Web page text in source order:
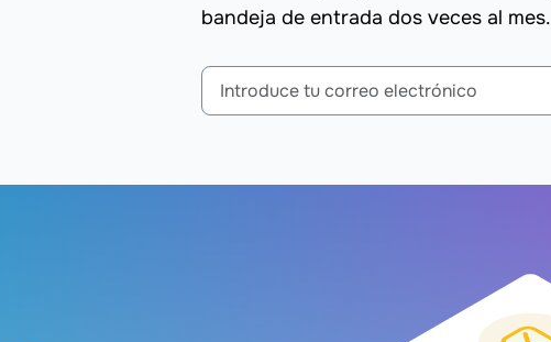
bandeja de entrada dos veces al mes.